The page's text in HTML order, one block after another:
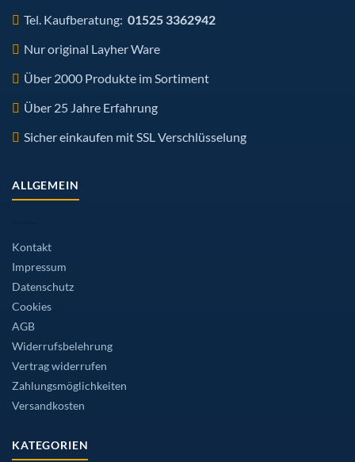
Tel. Kaufberatung: 01525 3362942
Nur original Layher Ware
Über 2000 Produkte im Sortiment
Über 25 Jahre Erfahrung
Sicher einkaufen mit SSL Verschlüsselung
ALLGEMEIN
Kontakt
Impressum
Datenschutz
Cookies
AGB
Widerrufsbelehrung
Vertrag widerrufen
Zahlungsmöglichkeiten
Versandkosten
KATEGORIEN